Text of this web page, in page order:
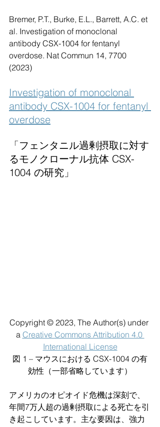
Bremer, P.T., Burke, E.L., Barrett, A.C. et
al. Investigation of monoclonal
antibody CSX-1004 for fentanyl
overdose. Nat Commun 14, 7700
(2023)
Investigation of monoclonal
antibody CSX-1004 for fentanyl
overdose
「フェンタニル過剰摂取に対す
るモノクローナル抗体 CSX-
1004 の研究」
Copyright © 2023, The Author(s) under
a Creative Commons Attribution 4.0
International License
図 1 – マウスにおける CSX-1004 の有
効性（一部省略しています）
アメリカのオピオイド危機は深刻で、
年間7万人超の過剰摂取による死亡を引
き起こしています。主な要因は、強力